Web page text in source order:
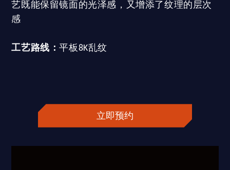
艺既能保留镜面的光泽感，又增添了纹理的层次
感
工艺路线：平板8K乱纹
立即预约